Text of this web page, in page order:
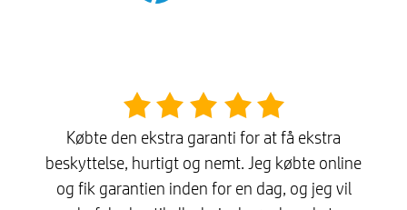
Købte den ekstra garanti for at få ekstra
beskyttelse, hurtigt og nemt. Jeg købte online
og fik garantien inden for en dag, og jeg vil